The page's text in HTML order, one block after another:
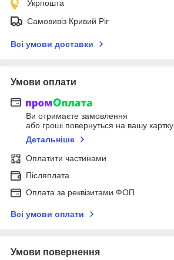
Укрпошта
Самовивіз Кривий Ріг
Всі умови доставки
Умови оплати
Ви отримаєте замовлення
або гроші повернуться на вашу картку
Детальніше
Оплатити частинами
Післяплата
Оплата за реквізитами ФОП
Всі умови оплати
Умови повернення